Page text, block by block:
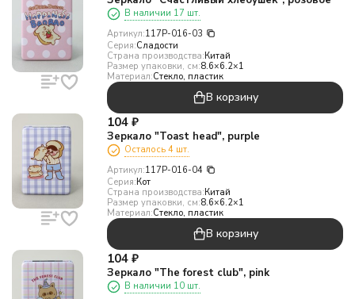
В наличии 17 шт.
Артикул:117P-016-03
Серия:Сладости
Страна производства:Китай
Размер упаковки, см:8.6×6.2×1
Материал:Стекло, пластик
В корзину
104 ₽
Зеркало "Toast head", purple
Осталось 4 шт.
Артикул:117P-016-04
Серия:Кот
Страна производства:Китай
Размер упаковки, см:8.6×6.2×1
Материал:Стекло, пластик
В корзину
104 ₽
Зеркало "The forest club", pink
В наличии 10 шт.